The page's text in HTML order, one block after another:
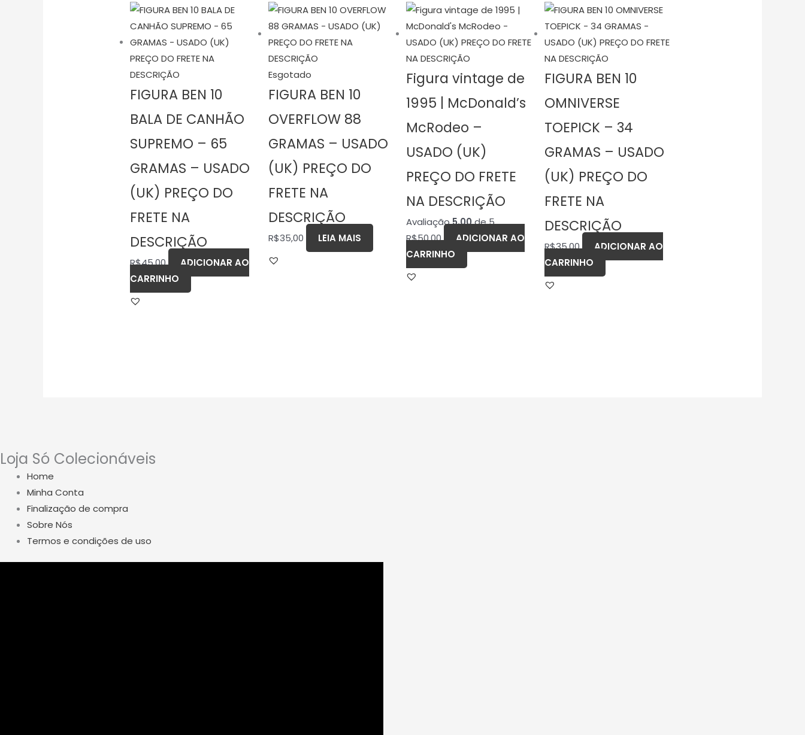
FIGURA BEN 10
BALA DE CANHÃO
SUPREMO – 65
GRAMAS – USADO
(UK) PREÇO DO
FRETE NA
DESCRIÇÃO
R$45,00
ADICIONAR AO
CARRINHO
Esgotado
FIGURA BEN 10
OVERFLOW 88
GRAMAS – USADO
(UK) PREÇO DO
FRETE NA
DESCRIÇÃO
R$35,00 LEIA MAIS
Figura vintage de
1995 | McDonald’s
McRodeo –
USADO (UK)
PREÇO DO FRETE
NA DESCRIÇÃO
Avaliação5.00de 5
R$50,00
ADICIONAR AO
CARRINHO
FIGURA BEN 10
OMNIVERSE
TOEPICK – 34
GRAMAS – USADO
(UK) PREÇO DO
FRETE NA
DESCRIÇÃO
R$35,00
ADICIONAR AO
CARRINHO
Loja Só Colecionáveis
Home
Minha Conta
Finalização de compra
Sobre Nós
Termos e condições de uso